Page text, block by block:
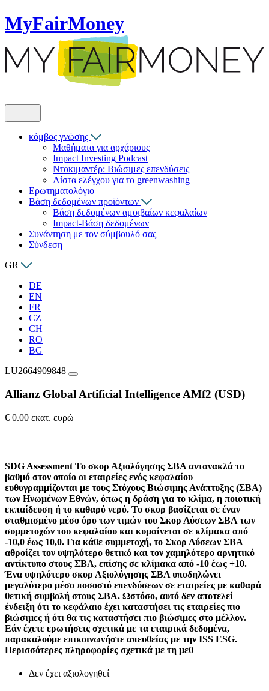
MyFairMoney
κόμβος γνώσης
Μαθήματα για αρχάριους
Impact Investing Podcast
Ντοκιμαντέρ: Βιώσιμες επενδύσεις
Λίστα ελέγχου για το greenwashing
Ερωτηματολόγιο
Βάση δεδομένων προϊόντων
Βάση δεδομένων αμοιβαίων κεφαλαίων
Impact-Βάση δεδομένων
Συνάντηση με τον σύμβουλό σας
Σύνδεση
GR
DE
EN
FR
CZ
CH
RO
BG
LU2664909848
Allianz Global Artificial Intelligence AMf2 (USD)
€ 0.00 εκατ. ευρώ
SDG Assessment Το σκορ Αξιολόγησης ΣΒΑ αντανακλά το
βαθμό στον οποίο οι εταιρείες ενός κεφαλαίου
ευθυγραμμίζονται με τους Στόχους Βιώσιμης Ανάπτυξης (ΣΒΑ)
των Ηνωμένων Εθνών, όπως η δράση για το κλίμα, η ποιοτική
εκπαίδευση ή το καθαρό νερό. Το σκορ βασίζεται σε έναν
σταθμισμένο μέσο όρο των τιμών του Σκορ Λύσεων ΣΒΑ των
συμμετοχών του κεφαλαίου και κυμαίνεται σε κλίμακα από
-10,0 έως 10,0. Για κάθε συμμετοχή, το Σκορ Λύσεων ΣΒΑ
αθροίζει τον υψηλότερο θετικό και τον χαμηλότερο αρνητικό
αντίκτυπο στους ΣΒΑ, επίσης σε κλίμακα από -10 έως +10.
Ένα υψηλότερο σκορ Αξιολόγησης ΣΒΑ υποδηλώνει
μεγαλύτερο μέσο ποσοστό επενδύσεων σε εταιρείες με καθαρά
θετική συμβολή στους ΣΒΑ. Ωστόσο, αυτό δεν αποτελεί
ένδειξη ότι το κεφάλαιο έχει καταστήσει τις εταιρείες πιο
βιώσιμες ή ότι θα τις καταστήσει πιο βιώσιμες στο μέλλον.
Εάν έχετε ερωτήσεις σχετικά με τα εταιρικά δεδομένα,
παρακαλούμε επικοινωνήστε απευθείας με την ISS ESG.
Περισσότερες πληροφορίες σχετικά με τη μεθ
Δεν έχει αξιολογηθεί